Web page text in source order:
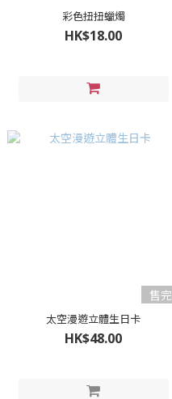
彩色扭扭蠟燭
HK$18.00
售完
太空漫遊立體生日卡
HK$48.00